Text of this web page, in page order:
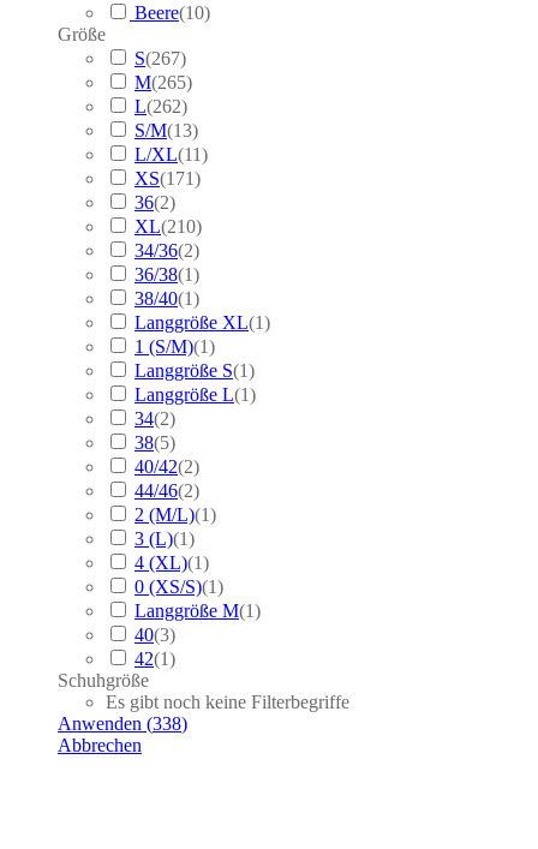
Beere(10)
Größe
S(267)
M(265)
L(262)
S/M(13)
L/XL(11)
XS(171)
36(2)
XL(210)
34/36(2)
36/38(1)
38/40(1)
Langgröße XL(1)
1 (S/M)(1)
Langgröße S(1)
Langgröße L(1)
34(2)
38(5)
40/42(2)
44/46(2)
2 (M/L)(1)
3 (L)(1)
4 (XL)(1)
0 (XS/S)(1)
Langgröße M(1)
40(3)
42(1)
Schuhgröße
Es gibt noch keine Filterbegriffe
Anwenden (338)
Abbrechen